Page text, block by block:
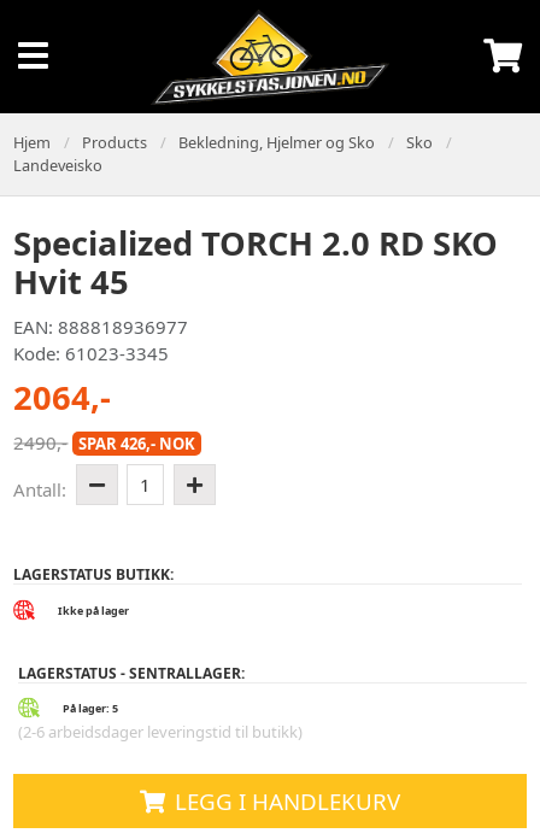
Hjem Products Bekledning, Hjelmer og Sko
Sko
Landeveisko
Specialized TORCH 2.0 RD SKO
Hvit 45
EAN: 888818936977
Kode: 61023-3345
2064,-
2490,- SPAR 426,- NOK
Antall: 1
LAGERSTATUS BUTIKK:
Ikke på lager
LAGERSTATUS - SENTRALLAGER:
På lager: 5
(2-6 arbeidsdager leveringstid til butikk)
LEGG I HANDLEKURV